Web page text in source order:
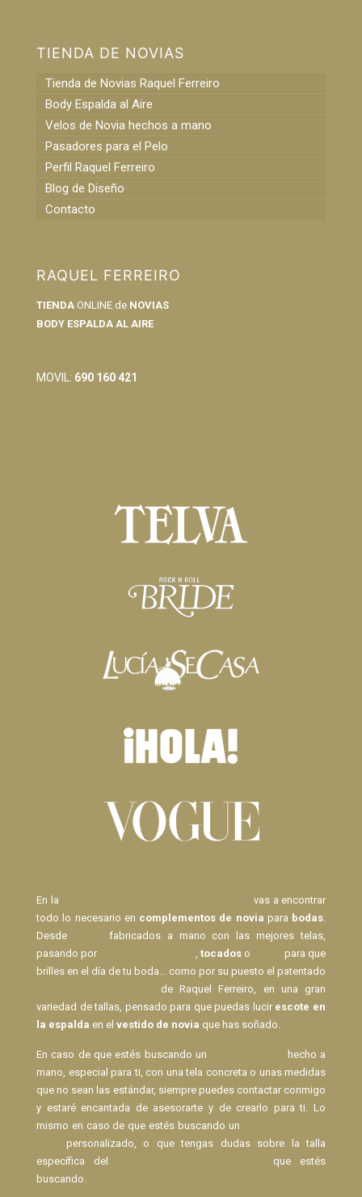
TIENDA DE NOVIAS
Tienda de Novias Raquel Ferreiro
Body Espalda al Aire
Velos de Novia hechos a mano
Pasadores para el Pelo
Perfil Raquel Ferreiro
Blog de Diseño
Contacto
RAQUEL FERREIRO
TIENDA ONLINE de NOVIAS
BODY ESPALDA AL AIRE
MOVIL: 690 160 421
En la
vas a encontrar
todo lo necesario en complementos de novia para bodas.
Desde
fabricados a mano con las mejores telas,
pasando por
,tocados o
para que
brilles en el día de tu boda... como por su puesto el patentado
de Raquel Ferreiro, en una gran
variedad de tallas, pensado para que puedas lucir escote en
la espalda en el vestido de novia que has soñado.
En caso de que estés buscando un
hecho a
mano, especial para ti, con una tela concreta o unas medidas
que no sean las estándar, siempre puedes contactar conmigo
y estaré encantada de asesorarte y de crearlo para ti. Lo
mismo en caso de que estés buscando un
personalizado, o que tengas dudas sobre la talla
específica del
que estés
buscando.